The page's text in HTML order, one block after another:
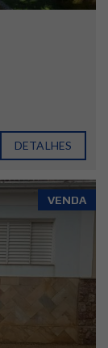
DETALHES
VENDA